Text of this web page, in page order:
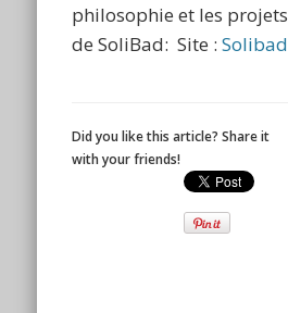
philosophie et les projets
de SoliBad: Site :Solibad
Did you like this article? Share it
with your friends!